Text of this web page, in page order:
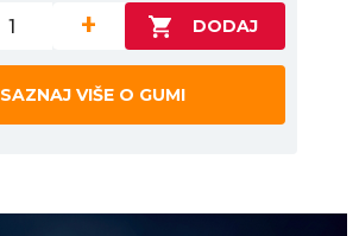
+
SAZNAJ VIŠE O GUMI